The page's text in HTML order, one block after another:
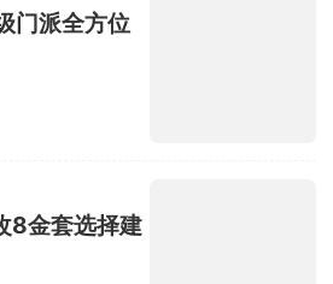
门派全方位
8金套选择建